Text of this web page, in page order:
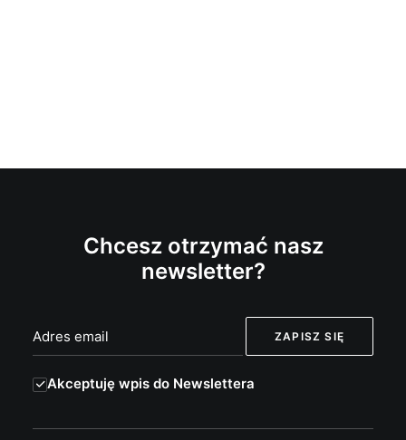
Chcesz otrzymać nasz
newsletter?
Akceptuję wpis do Newslettera